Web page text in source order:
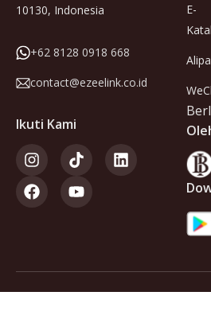
10130, Indonesia
+62 8128 0918 668
contact@ezeelink.co.id
Ikuti Kami
E-